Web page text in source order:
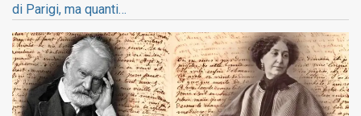
di Parigi, ma quanti…